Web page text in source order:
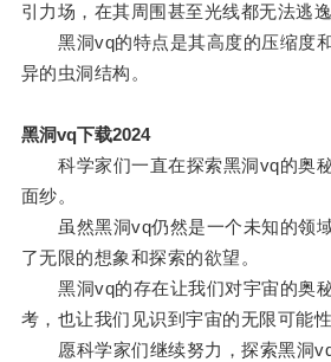
引力场，在其周围甚至光线都无法逃逸
黑洞vq的特点是其高度的压缩度
异的虫洞结构。
黑洞vq下载2024
科学家们一直在探索黑洞vq的奥
面纱。
虽然黑洞vq仍然是一个未知的领
了无限的想象和探索的欲望。
黑洞vq的存在让我们对宇宙的奥秘
考，也让我们见识到宇宙的无限可能性
愿科学家们继续努力，探索黑洞vq